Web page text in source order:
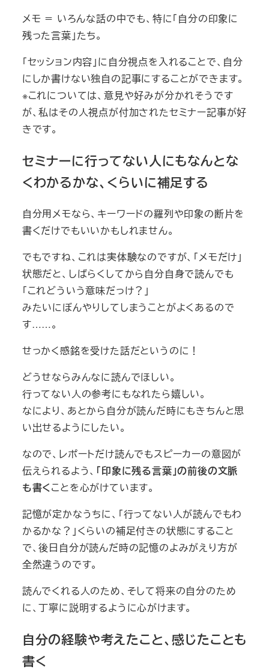
メモ ＝ いろんな話の中でも、特に「自分の印象に
残った言葉」たち。
「セッション内容」に自分視点を入れることで、自分
にしか書けない独自の記事にすることができます。
※これについては、意見や好みが分かれそうです
が、私はその人視点が付加されたセミナー記事が好
きです。
セミナーに行ってない人にもなんとな
くわかるかな、くらいに補足する
自分用メモなら、キーワードの羅列や印象の断片を
書くだけでもいいかもしれません。
でもですね、これは実体験なのですが、「メモだけ」
状態だと、しばらくしてから自分自身で読んでも
「これどういう意味だっけ？」
みたいにぼんやりしてしまうことがよくあるので
す……。
せっかく感銘を受けた話だというのに！
どうせならみんなに読んでほしい。
行ってない人の参考にもなれたら嬉しい。
なにより、あとから自分が読んだ時にもきちんと思
い出せるようにしたい。
なので、レポートだけ読んでもスピーカーの意図が
伝えられるよう、 「印象に残る言葉」の前後の文脈
も書くことを心がけています。
記憶が定かなうちに、「行ってない人が読んでもわ
かるかな？」くらいの補足付きの状態にすること
で、後日自分が読んだ時の記憶のよみがえり方が
全然違うのです。
読んでくれる人のため、そして将来の自分のため
に、丁寧に説明するように心がけます。
自分の経験や考えたこと、感じたことも
書く